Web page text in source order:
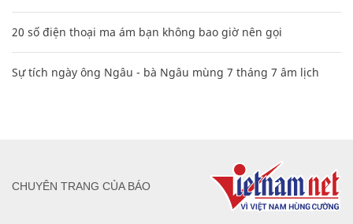
20 số điện thoại ma ám bạn không bao giờ nên gọi
Sự tích ngày ông Ngâu - bà Ngâu mùng 7 tháng 7 âm lịch
CHUYÊN TRANG CỦA BÁO